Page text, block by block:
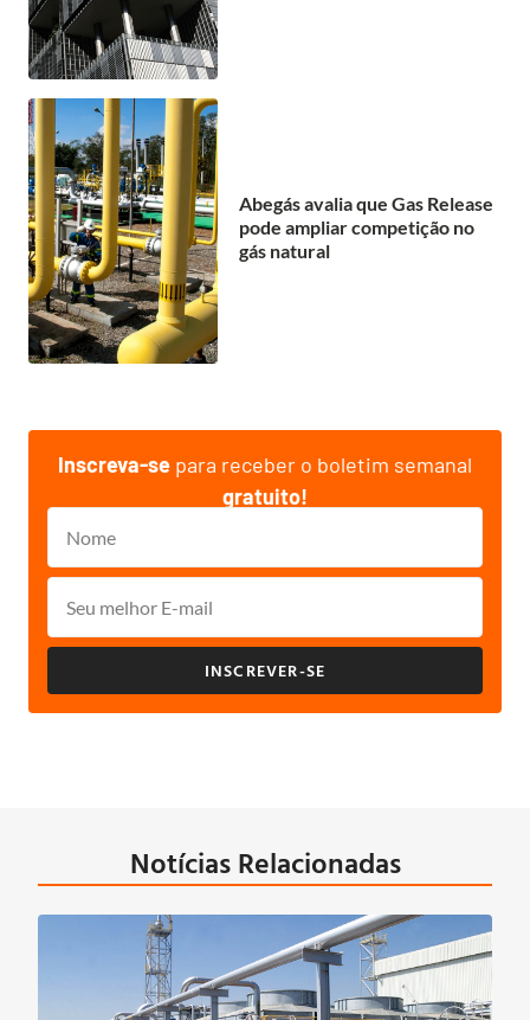
Abegás avalia que Gas Release
pode ampliar competição no
gás natural
Inscreva-se para receber o boletim semanal
gratuito!
INSCREVER-SE
Notícias Relacionadas